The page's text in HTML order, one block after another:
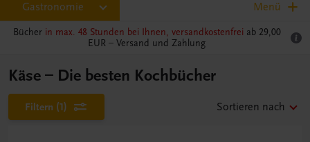
Gastronomie Menü
Bücher in max. 48 Stunden bei Ihnen, versandkostenfrei ab 29,00
EUR – Versand und Zahlung
Käse – Die besten Kochbücher
Filtern (1) Sortieren nach